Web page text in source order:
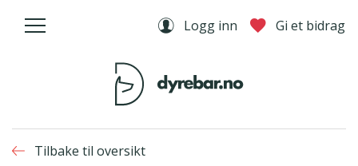
Logg inn Gi et bidrag
Tilbake til oversikt